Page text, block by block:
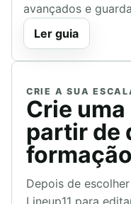
avançados e
Ler guia
CRIE A SUA
Crie
partir de
formação
Depois de